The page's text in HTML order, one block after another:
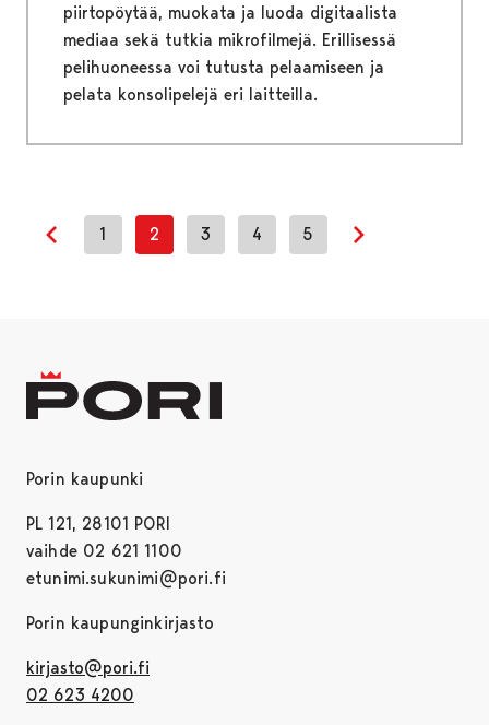
piirtopöytää, muokata ja luoda digitaalista
mediaa sekä tutkia mikrofilmejä. Erillisessä
pelihuoneessa voi tutusta pelaamiseen ja
pelata konsolipelejä eri laitteilla.
Previous page
1 2 3 4 5
Porin kaupunki
PL 121, 28101 PORI
vaihde 02 621 1100
etunimi.sukunimi@pori.fi
Porin kaupunginkirjasto
kirjasto@pori.fi
02 623 4200